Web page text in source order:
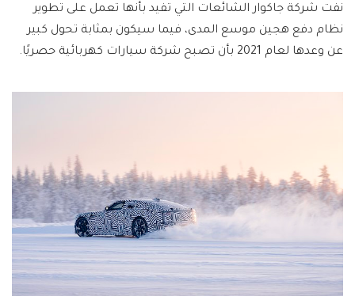
نفت شركة جاكوار الشائعات التي تفيد بأنها تعمل على تطوير
نظام دفع هجين موسع المدى، فيما سيكون بمثابة تحول كبير
عن وعدها لعام 2021 بأن تصبح شركة سيارات كهربائية حصريًا.